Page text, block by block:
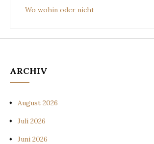
Wo wohin oder nicht
ARCHIV
August 2026
Juli 2026
Juni 2026